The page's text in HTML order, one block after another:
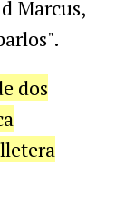
Marcus,
dos